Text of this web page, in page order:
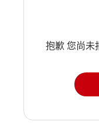
抱歉 您尚未